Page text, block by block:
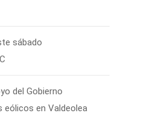
sábado
del Gobierno
eólicos en Valdeolea